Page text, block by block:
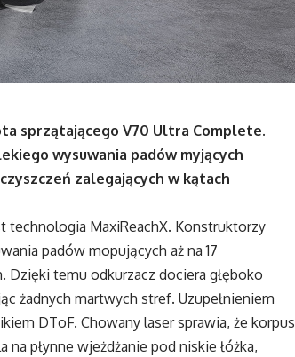
sprzątającego V70 Ultra Complete.
wysuwania padów myjących
zalegających w kątach
technologia MaxiReachX. Konstruktorzy
padów mopujących aż na 17
Dzięki temu odkurzacz dociera głęboko
żadnych martwych stref. Uzupełnieniem
DToF. Chowany laser sprawia, że korpus
płynne wjeżdżanie pod niskie łóżka,